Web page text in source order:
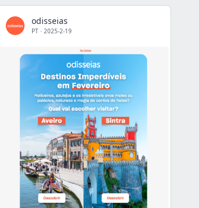
odisseias
PT · 2025-2-19